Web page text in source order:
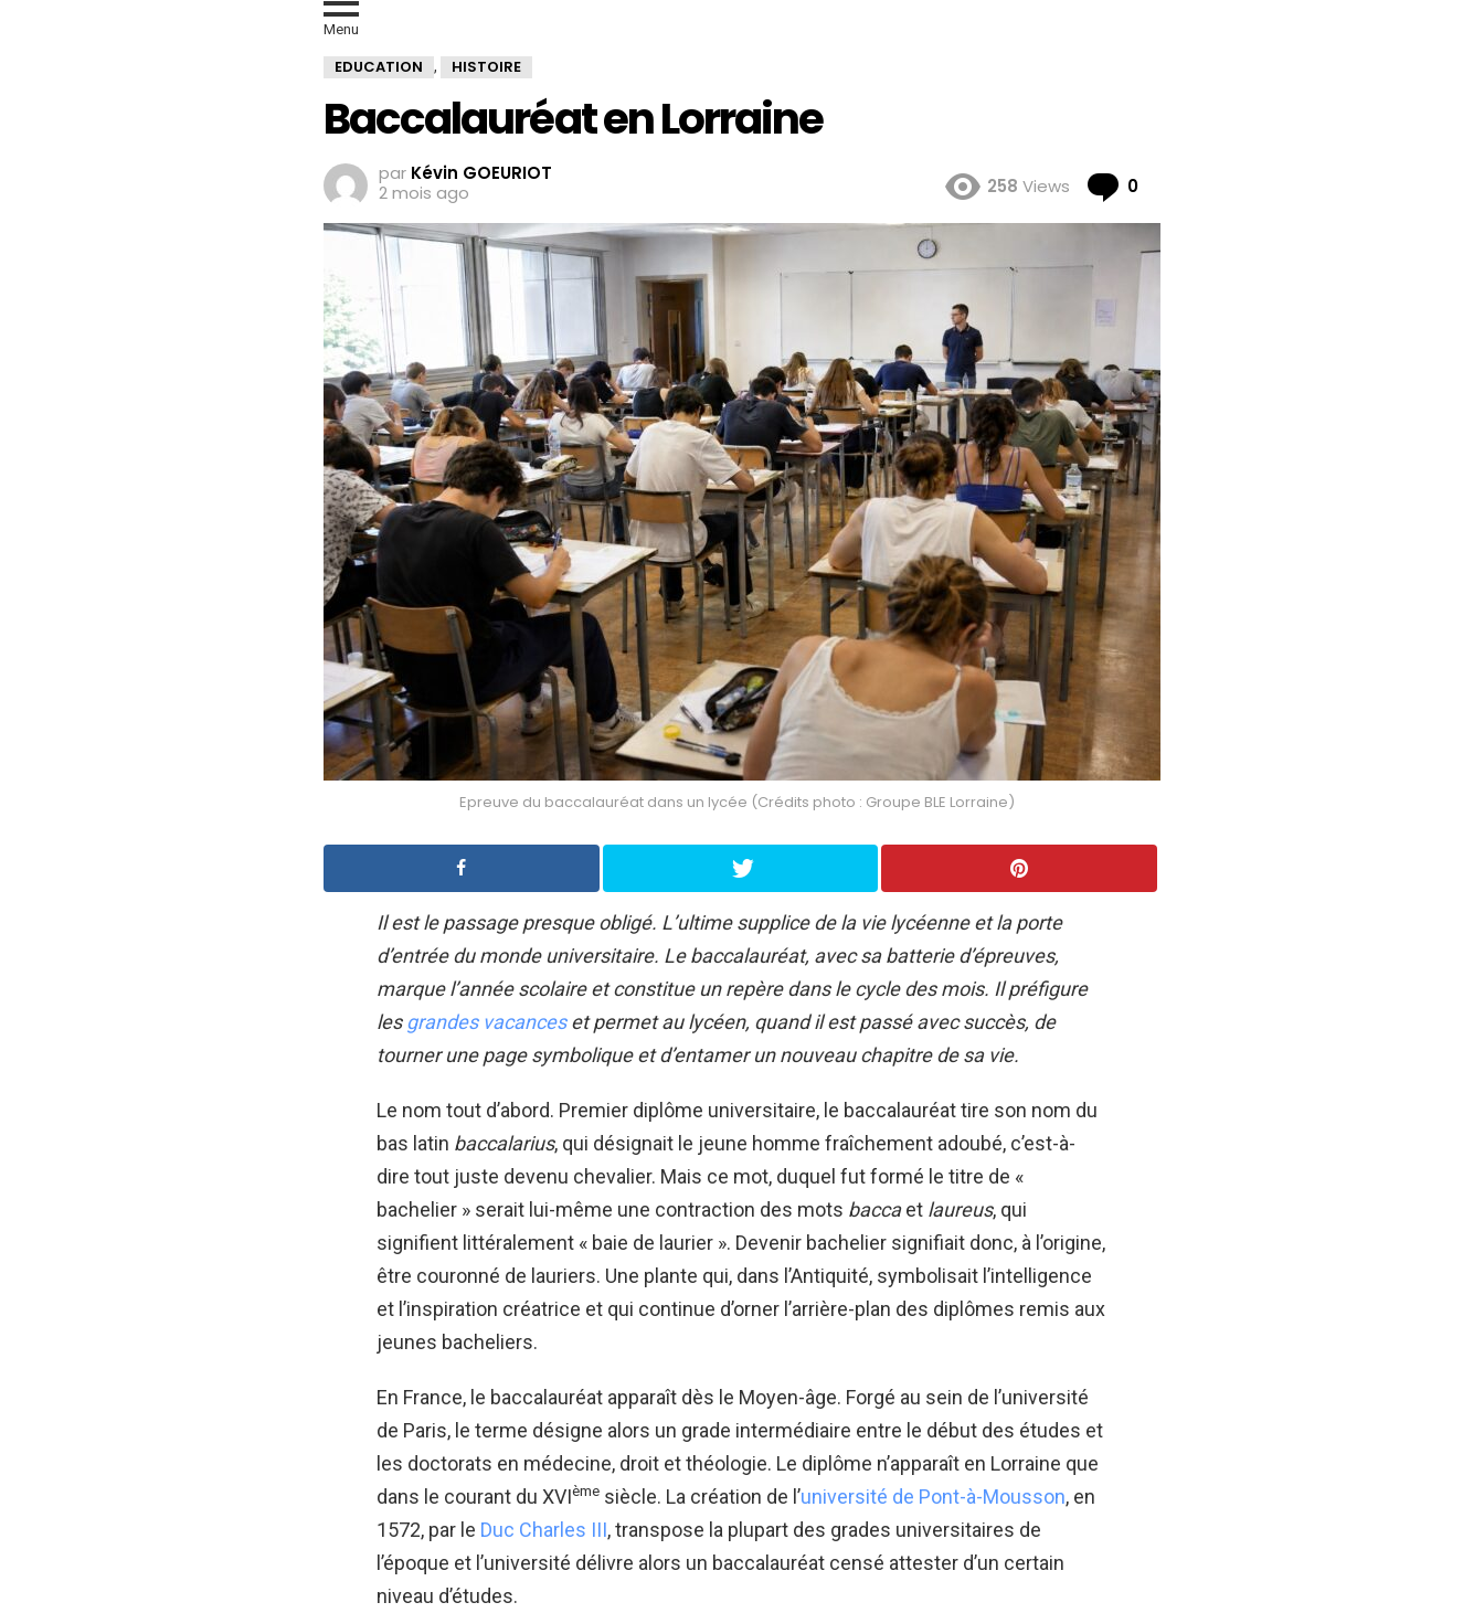
Menu
EDUCATION , HISTOIRE
Baccalauréat en Lorraine
par Kévin GOEURIOT
2 mois ago
258 Views 0
Epreuve du baccalauréat dans un lycée (Crédits photo : Groupe BLE Lorraine)
Il est le passage presque obligé. L’ultime supplice de la vie lycéenne et la porte
d’entrée du monde universitaire. Le baccalauréat, avec sa batterie d’épreuves,
marque l’année scolaire et constitue un repère dans le cycle des mois. Il préfigure
lesgrandes vacanceset permet au lycéen, quand il est passé avec succès, de
tourner une page symbolique et d’entamer un nouveau chapitre de sa vie.
Le nom tout d’abord. Premier diplôme universitaire, le baccalauréat tire son nom du
bas latin baccalarius, qui désignait le jeune homme fraîchement adoubé, c’est-à-
dire tout juste devenu chevalier. Mais ce mot, duquel fut formé le titre de «
bachelier » serait lui-même une contraction des mots baccaet laureus, qui
signifient littéralement « baie de laurier ». Devenir bachelier signifiait donc, à l’origine,
être couronné de lauriers. Une plante qui, dans l’Antiquité, symbolisait l’intelligence
et l’inspiration créatrice et qui continue d’orner l’arrière-plan des diplômes remis aux
jeunes bacheliers.
En France, le baccalauréat apparaît dès le Moyen-âge. Forgé au sein de l’université
de Paris, le terme désigne alors un grade intermédiaire entre le début des études et
les doctorats en médecine, droit et théologie. Le diplôme n’apparaît en Lorraine que
dans le courant du XVIème siècle. La création de l’université de Pont-à-Mousson, en
1572, par le Duc Charles III, transpose la plupart des grades universitaires de
l’époque et l’université délivre alors un baccalauréat censé attester d’un certain
niveau d’études.